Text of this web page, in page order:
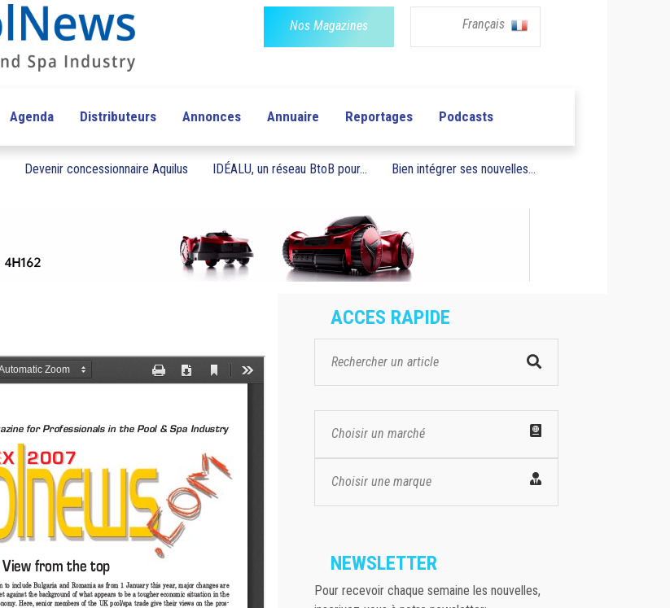
Nos Magazines Français
Agenda Distributeurs Annonces Annuaire Reportages Podcasts
Devenir concessionnaire Aquilus IDÉALU, un réseau BtoB pour... Bien intégrer ses nouvelles...
ACCES RAPIDE
Choisir un marché
Choisir une marque
NEWSLETTER
Pour recevoir chaque semaine les nouvelles,